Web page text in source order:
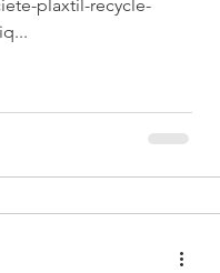
plaxtil-recycle-